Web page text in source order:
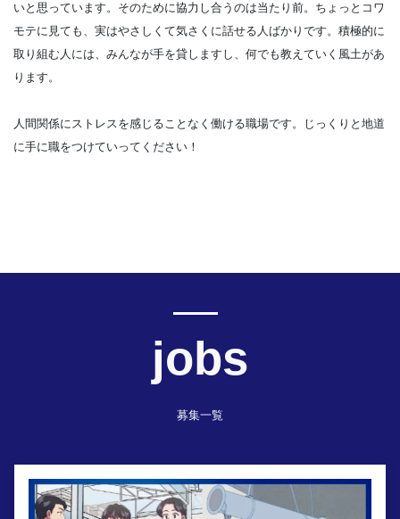
いと思っています。そのために協力し合うのは当たり前。ちょっとコワ
モテに見ても、実はやさしくて気さくに話せる人ばかりです。積極的に
取り組む人には、みんなが手を貸しますし、何でも教えていく風土があ
ります。
人間関係にストレスを感じることなく働ける職場です。じっくりと地道
に手に職をつけていってください！
jobs
募集一覧